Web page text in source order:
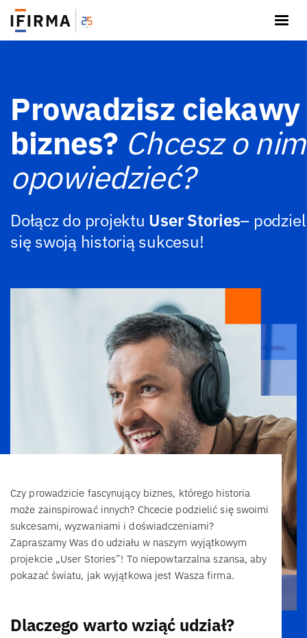
Prowadzisz ciekawy
biznes? Chcesz o nim
opowiedzieć?
Dołącz do projektu User Stories– podziel
się swoją historią sukcesu!
Czy prowadzicie fascynujący biznes, którego historia
może zainspirować innych? Chcecie podzielić się swoimi
sukcesami, wyzwaniami i doświadczeniami?
Zapraszamy Was do udziału w naszym wyjątkowym
projekcie „User Stories”! To niepowtarzalna szansa, aby
pokazać światu, jak wyjątkowa jest Wasza firma.
Dlaczego warto wziąć udział?